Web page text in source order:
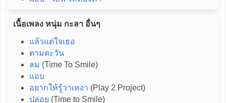
เนื้อเพลง หนุ่ม กะลา อื่นๆ
แล้วแต่ใจเธอ
ตามตะวัน
ลม (Time To Smile)
แอบ
อยากให้รู้ว่าเหงา (Play 2 Project)
ปล่อย (Time to Smile)